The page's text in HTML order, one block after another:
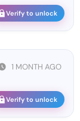
Verify to unlock
1 MONTH AGO
Verify to unlock